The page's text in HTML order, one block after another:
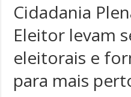
Cidadania
Eleitor levam
eleitorais e
para mais